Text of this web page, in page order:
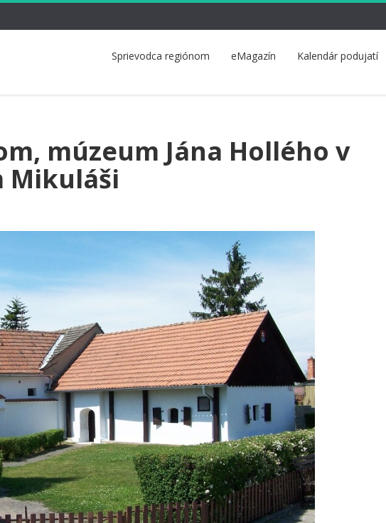
Sprievodca regiónom eMagazín Kalendár podujatí
múzeum Jána Hollého v
Mikuláši